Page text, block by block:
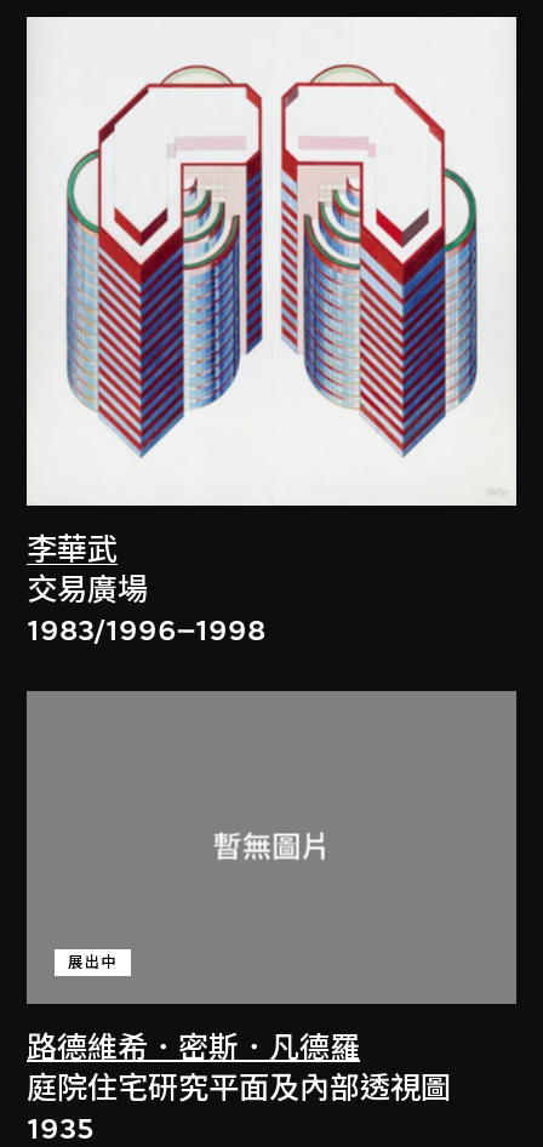
李華武
交易廣場
1983/1996–1998
路德維希．密斯．凡德羅
展出中
庭院住宅研究平面及內部透視圖
1935